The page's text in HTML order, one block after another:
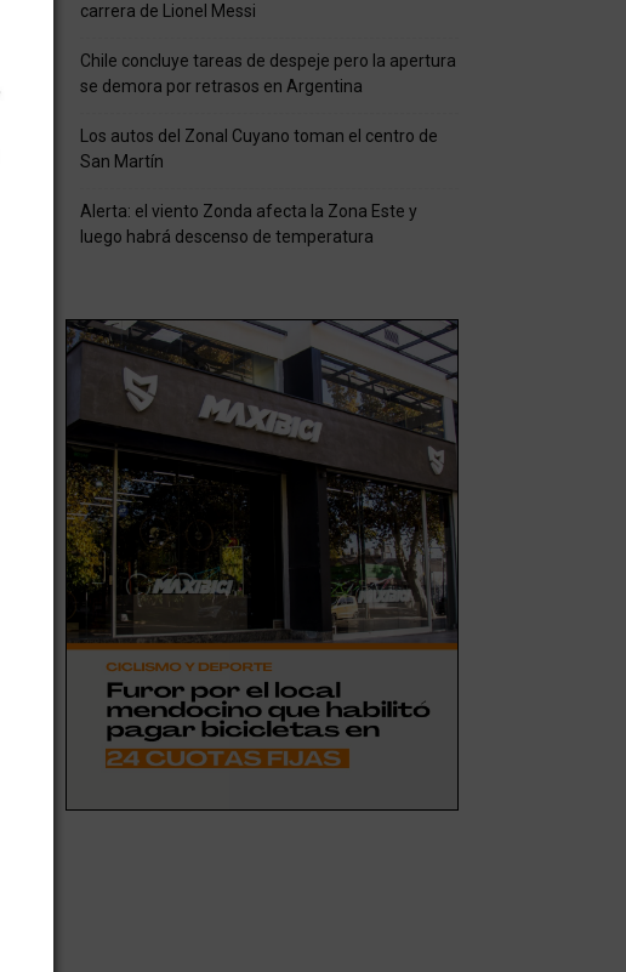
carrera de Lionel Messi
Chile concluye tareas de despeje pero la apertura
se demora por retrasos en Argentina
Los autos del Zonal Cuyano toman el centro de
San Martín
Alerta: el viento Zonda afecta la Zona Este y
luego habrá descenso de temperatura